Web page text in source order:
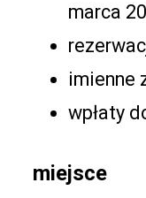
marca
imienne
wpłaty
miejsce